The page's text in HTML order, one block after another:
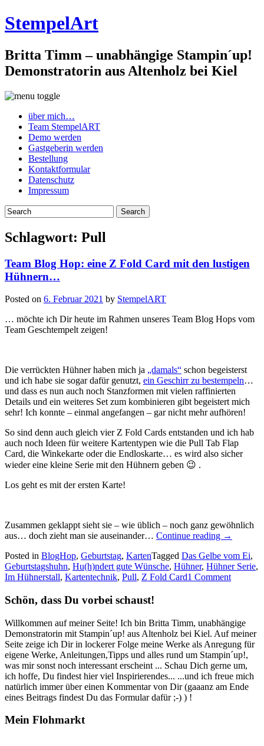
StempelArt
Britta Timm – unabhängige Stampin´up!
Demonstratorin aus Altenholz bei Kiel
über mich…
Team StempelART
Demo werden
Gastgeberin werden
Bestellung
Kontaktformular
Datenschutz
Impressum
Schlagwort: Pull
Team Blog Hop: eine Z Fold Card mit den lustigen
Hühnern…
Posted on 6. Februar 2021 by StempelART
… möchte ich Dir heute im Rahmen unseres Team Blog Hops vom
Team Geschtempelt zeigen!
Die verrückten Hühner haben mich ja „damals“ schon begeisterst
und ich habe sie sogar dafür genutzt, ein Geschirr zu bestempeln…
und dass es nun auch noch Stanzformen mit vielen raffinierten
Details und ein weiteres Set zum kombinieren gibt begeistert mich
sehr! Ich konnte – einmal angefangen – gar nicht mehr aufhören!
So sind denn auch gleich vier Z Fold Cards entstanden und ich hab
auch noch Ideen für weitere Kartentypen wie die Pull Tab Flap
Card, die Winkekarte oder die Endloskarte… es wird also sicher
wieder eine kleine Serie mit den Hühnern geben 😉 .
Los geht es mit der ersten Karte!
Zusammen geklappt sieht sie – wie üblich – noch ganz gewöhnlich
aus… doch zieht man sie auseinander… Continue reading „Team
Hop:
eine
Z
den
lustigen
→
Posted in BlogHop, Geburtstag, KartenTagged Das Gelbe vom Ei,
Geburtstagshuhn, Hu(h)ndert gute Wünsche, Hühner, Hühner Serie,
Im Hühnerstall, Kartentechnik, Pull, Z Fold Card1 Comment
Schön, dass Du vorbei schaust!
Willkommen auf meiner Seite! Ich bin Britta Timm, unabhängige
Demonstratorin mit Stampin´up! aus Altenholz bei Kiel. Auf meiner
Seite zeige ich Dir in lockerer Folge meine Werke als Anregung für
eigene Werke, Anleitungen,Tipps und alles rund um Stampin´up!,
was mir sonst noch interessant erscheint ... Schau Dich gerne um,
ich hoffe, Du findest hier viel Inspirierendes... ...und ich freue mich
natürlich immer über einen Kommentar von Dir (gaaanz am Ende
eines Beitrags findest Du das Formular dafür ;-) ) !
Mein Flohmarkt